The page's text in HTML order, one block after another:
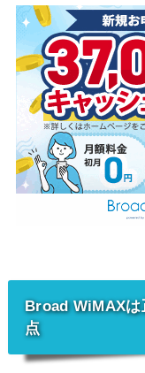
Broad WiMAXは
点